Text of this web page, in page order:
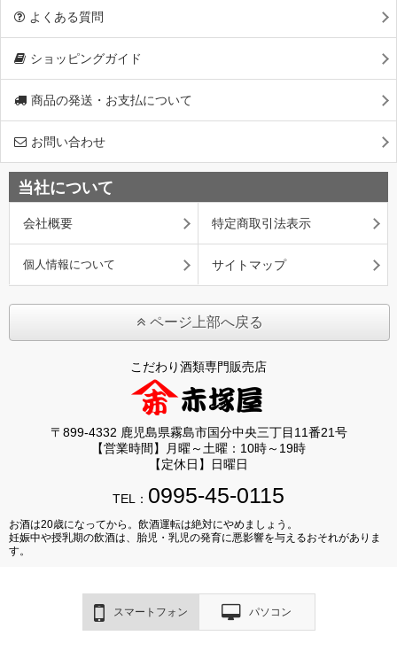
よくある質問
ショッピングガイド
商品の発送・お支払について
お問い合わせ
当社について
会社概要 特定商取引法表示
個人情報について サイトマップ
ページ上部へ戻る
こだわり酒類専門販売店
〒899-4332 鹿児島県霧島市国分中央三丁目11番21号
【営業時間】月曜～土曜：10時～19時
【定休日】日曜日
TEL： 0995-45-0115
お酒は20歳になってから。飲酒運転は絶対にやめましょう。
妊娠中や授乳期の飲酒は、胎児・乳児の発育に悪影響を与えるおそれがありま
す。
スマートフォン パソコン